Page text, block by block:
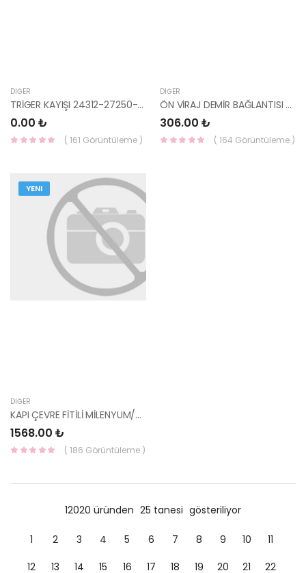
DIĞER
TRİGER KAYIŞI 24312-27250-HMC
0.00 ₺
( 161 Görüntüleme )
DIĞER
ÖN VİRAJ DEMİR BAĞLANTISI 54814-4A600-HMC
306.00 ₺
( 164 Görüntüleme )
YENI
DIĞER
KAPI ÇEVRE FİTİLİ MİLENYUM/ADMİRA ÖN SAĞ 82140-25000-HMC
1568.00 ₺
( 186 Görüntüleme )
12020 üründen 25 tanesi gösteriliyor
1 2 3 4 5 6 7 8 9 10
11
12
13 14 15 16 17 18 19 20 21
22